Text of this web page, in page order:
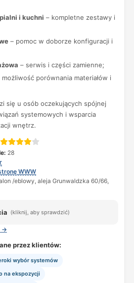
i kuchni – kompletne zestawy i
– pomoc w doborze konfiguracji i
– serwis i części zamienne;
możliwość porównania materiałów i
się u osób oczekujących spójnej
systemowych i wsparcia
wnętrz.
28
WWW
/eblowy, aleja Grunwaldzka 60/66,
(kliknij, aby sprawdzić)
→
przez klientów:
wybór systemów
na ekspozycji